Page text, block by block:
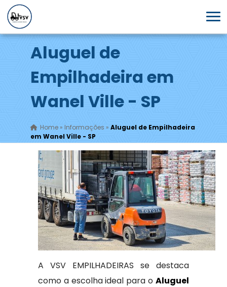
Aluguel de
Empilhadeira em
Wanel Ville - SP
Home» Informações » Aluguel de Empilhadeira
em Wanel Ville - SP
A VSV EMPILHADEIRAS se destaca
como a escolha ideal para oAluguel